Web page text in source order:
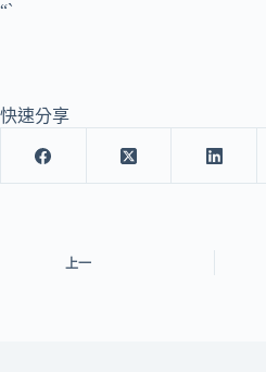
“`
快速分享
上一